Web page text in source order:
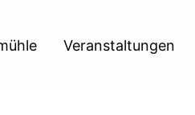
Veranstaltungen